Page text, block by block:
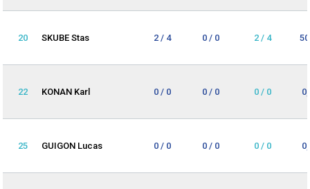
20 SKUBE Stas 2 / 4 0 / 0 2 / 4
22 KONAN Karl 0 / 0 0 / 0 0 / 0
25 GUIGON Lucas 0 / 0 0 / 0 0 / 0